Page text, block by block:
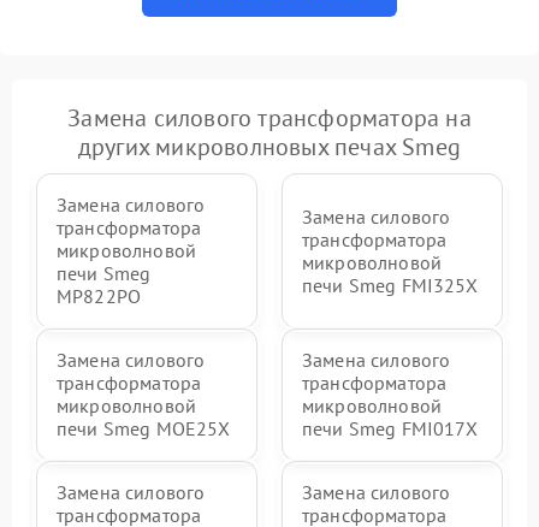
Замена силового трансформатора на
других микроволновых печах Smeg
Замена силового
трансформатора
микроволновой
печи Smeg
MP822PO
Замена силового
трансформатора
микроволновой
печи Smeg FMI325X
Замена силового
трансформатора
микроволновой
печи Smeg MOE25X
Замена силового
трансформатора
микроволновой
печи Smeg FMI017X
Замена силового
трансформатора
Замена силового
трансформатора